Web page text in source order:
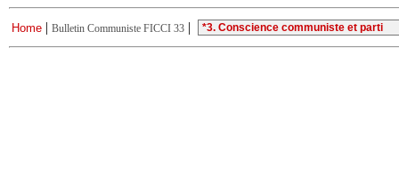
Home | Bulletin Communiste FICCI 33 |